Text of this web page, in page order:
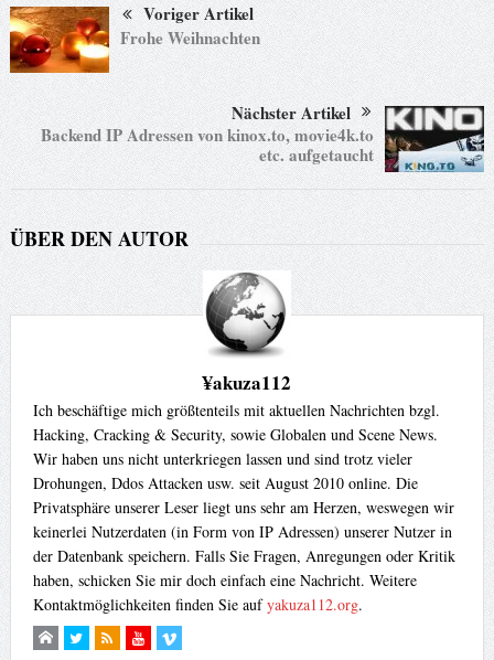
Voriger Artikel
Frohe Weihnachten
Nächster Artikel
Backend IP Adressen von kinox.to, movie4k.to
etc. aufgetaucht
ÜBER DEN AUTOR
¥akuza112
Ich beschäftige mich größtenteils mit aktuellen Nachrichten bzgl.
Hacking, Cracking & Security, sowie Globalen und Scene News.
Wir haben uns nicht unterkriegen lassen und sind trotz vieler
Drohungen, Ddos Attacken usw. seit August 2010 online. Die
Privatsphäre unserer Leser liegt uns sehr am Herzen, weswegen wir
keinerlei Nutzerdaten (in Form von IP Adressen) unserer Nutzer in
der Datenbank speichern. Falls Sie Fragen, Anregungen oder Kritik
haben, schicken Sie mir doch einfach eine Nachricht. Weitere
Kontaktmöglichkeiten finden Sie aufyakuza112.org.